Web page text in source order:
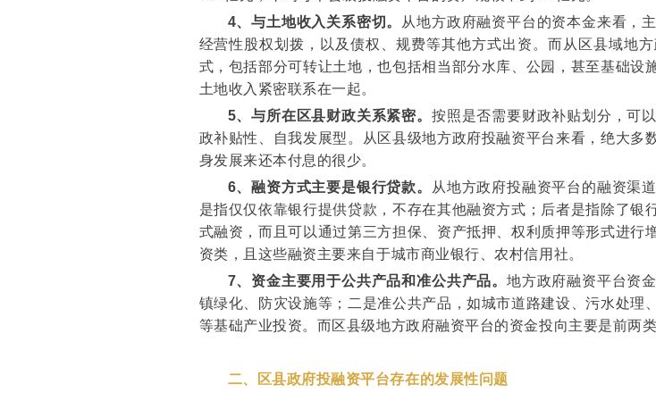
4、与土地收入关系密切。
从地方政府融资平台的资本金来看，
经营性股权划拨，以及债权、规费等其他方式出资。而从区县域地
式，包括部分可转让土地，也包括相当部分水库、公园，甚至基础
土地收入紧密联系在一起。
5、与所在区县财政关系紧密。 按照是否需要财政补贴划分，可
政补贴性、自我发展型。从区县级地方政府投融资平台来看，绝大多
身发展来还本付息的很少。
6、融资方式主要是银行贷款。
从地方政府投融资平台的融资渠
是指仅仅依靠银行提供贷款，不存在其他融资方式；后者是指除了
式融资，而且可以通过第三方担保、资产抵押、权利质押等形式进行
资类，且这些融资主要来自于城市商业银行、农村信用社。
7、资金主要用于公共产品和准公共产品。 地方政府融资平台资
镇绿化、防灾设施等；二是准公共产品，如城市道路建设、污水处理
等基础产业投资。而区县级地方政府融资平台的资金投向主要是前两类
二、区县政府投融资平台存在的发展性问题